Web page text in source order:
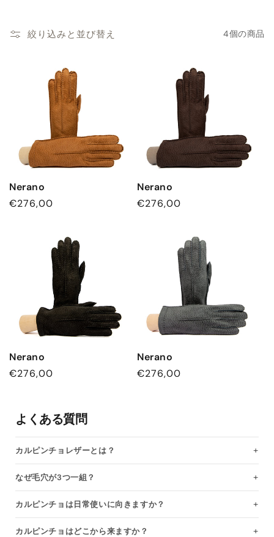
絞り込みと並び替え 4個の商品
Nerano
通
€276,00
Nerano
通
€276,00
Nerano
通
€276,00
Nerano
通
€276,00
よくある質問
カルピンチョレザーとは？
なぜ毛穴が3つ一組？
カルピンチョは日常使いに向きますか？
カルピンチョはどこから来ますか？